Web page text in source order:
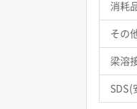
消耗
その
梁溶
SDS(